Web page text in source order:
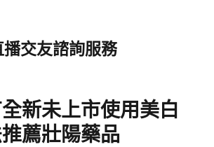
交友諮詢服務
新未上市使用美白
薦壯陽藥品